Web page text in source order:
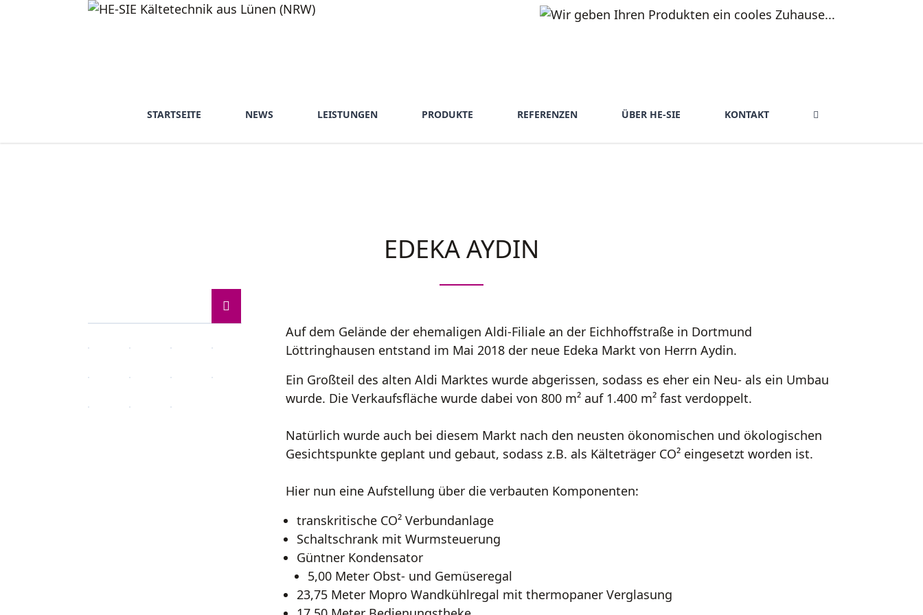
STARTSEITE NEWS LEISTUNGEN PRODUKTE REFERENZEN ÜBER HE-SIE KONTAKT
EDEKA AYDIN
Auf dem Gelände der ehemaligen Aldi-Filiale an der Eichhoffstraße in Dortmund
Löttringhausen entstand im Mai 2018 der neue Edeka Markt von Herrn Aydin.
Ein Großteil des alten Aldi Marktes wurde abgerissen, sodass es eher ein Neu- als ein Umbau
wurde. Die Verkaufsfläche wurde dabei von 800 m² auf 1.400 m² fast verdoppelt.
Natürlich wurde auch bei diesem Markt nach den neusten ökonomischen und ökologischen
Gesichtspunkte geplant und gebaut, sodass z.B. als Kälteträger CO² eingesetzt worden ist.
Hier nun eine Aufstellung über die verbauten Komponenten:
transkritische CO² Verbundanlage
Schaltschrank mit Wurmsteuerung
Güntner Kondensator
5,00 Meter Obst- und Gemüseregal
23,75 Meter Mopro Wandkühlregal mit thermopaner Verglasung